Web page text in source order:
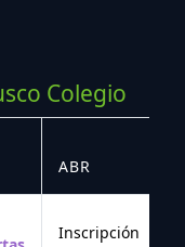
Colegio
ABR
Inscripción